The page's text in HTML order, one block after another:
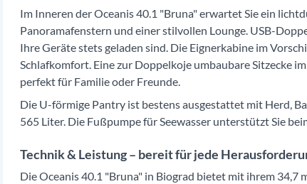
Im Inneren der Oceanis 40.1 "Bruna" erwartet Sie ein
Panoramafenstern und einer stilvollen Lounge. USB-
Ihre Geräte stets geladen sind. Die Eignerkabine im
Schlafkomfort. Eine zur Doppelkoje umbaubare Sitzecke
perfekt für Familie oder Freunde.
Die U-förmige Pantry ist bestens ausgestattet mit Herd,
565 Liter. Die Fußpumpe für Seewasser unterstützt Sie
Technik & Leistung – bereit für jede
Die Oceanis 40.1 "Bruna" in Biograd bietet mit ihrem 34,7